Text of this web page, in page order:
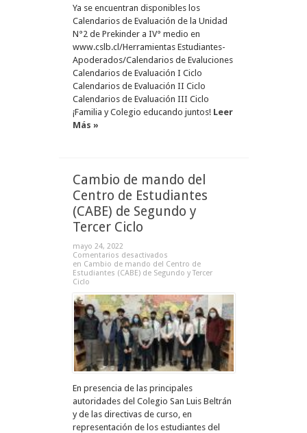
Ya se encuentran disponibles los
Calendarios de Evaluación de la Unidad
N°2 de Prekinder a IV° medio en
www.cslb.cl/Herramientas Estudiantes-
Apoderados/Calendarios de Evaluciones
Calendarios de Evaluación I Ciclo
Calendarios de Evaluación II Ciclo
Calendarios de Evaluación III Ciclo
¡Familia y Colegio educando juntos! Leer
Más »
Cambio de mando del
Centro de Estudiantes
(CABE) de Segundo y
Tercer Ciclo
mayo 24, 2022
Comentarios desactivados
en Cambio de mando del Centro de
Estudiantes (CABE) de Segundo y Tercer
Ciclo
En presencia de las principales
autoridades del Colegio San Luis Beltrán
y de las directivas de curso, en
representación de los estudiantes del